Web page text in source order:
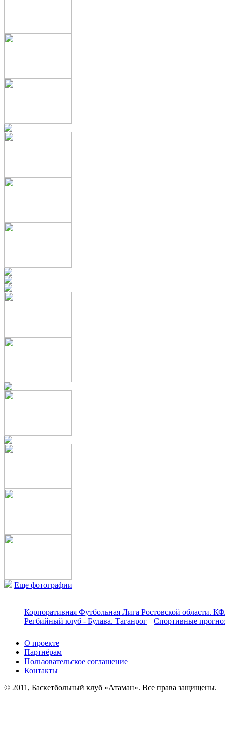
Еще фотографии
Корпоративная Футбольная Лига Ростовской области.
Регбийный клуб - Булава. Таганрог
Спортивные
О проекте
Партнёрам
Пользовательское соглашение
Контакты
© 2011, Баскетбольный клуб «Атаман». Все права защищены.